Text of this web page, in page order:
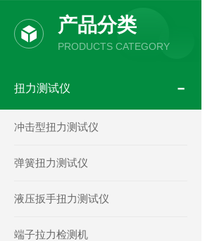
产品分类
PRODUCTS CATEGORY
扭力测试仪
冲击型扭力测试仪
弹簧扭力测试仪
液压扳手扭力测试仪
端子拉力检测机